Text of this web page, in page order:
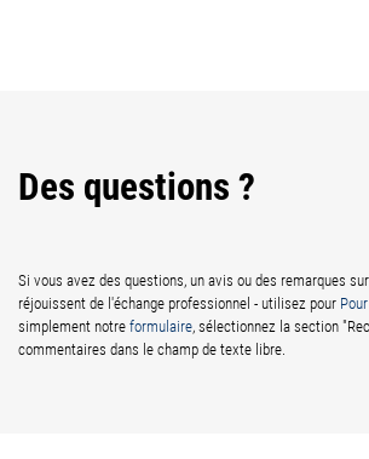
Des questions ?
Si vous avez des questions, un avis ou des remarques
réjouissent de l'échange professionnel - utilisez pour
simplement notre formulaire, sélectionnez la section
commentaires dans le champ de texte libre.